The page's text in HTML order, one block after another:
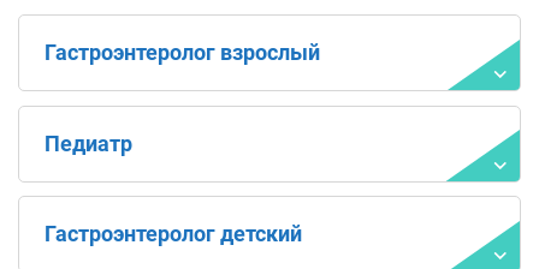
Гастроэнтеролог взрослый
Педиатр
Гастроэнтеролог детский